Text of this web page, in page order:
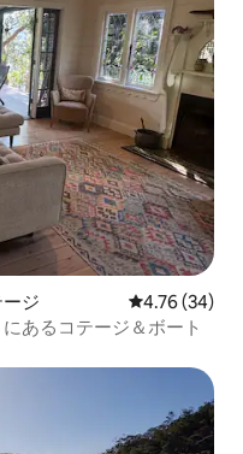
ジ レビュー34
4.76 (34)
あるコテージ＆ボート